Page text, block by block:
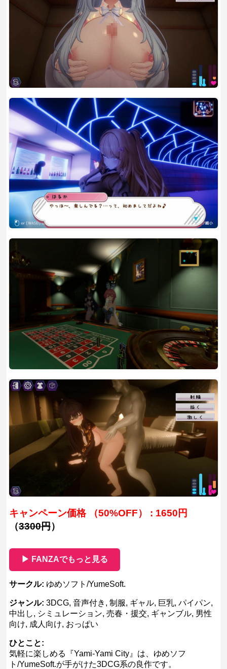
キャンペーン価格 （50%OFF） : 1650円
（3300円）
▶ FANZAでもっと見る
サークル: ゆめソフト/YumeSoft.
ジャンル: 3DCG, 音声付き, 制服, ギャル, 巨乳, パイパン,
中出し, シミュレーション, 売春・援交, ギャンブル, 男性
向け, 成人向け, おっぱい
ひとこと:
気軽に楽しめる『Yami-Yami City』は、ゆめソフ
ト/YumeSoft.が手がけた3DCG系の良作です。